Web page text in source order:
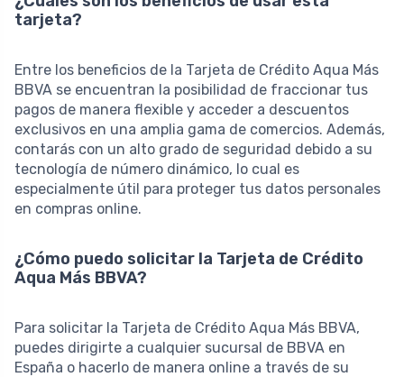
tarjeta?
Entre los beneficios de la Tarjeta de Crédito Aqua Más
BBVA se encuentran la posibilidad de fraccionar tus
pagos de manera flexible y acceder a descuentos
exclusivos en una amplia gama de comercios. Además,
contarás con un alto grado de seguridad debido a su
tecnología de número dinámico, lo cual es
especialmente útil para proteger tus datos personales
en compras online.
¿Cómo puedo solicitar la Tarjeta de Crédito
Aqua Más BBVA?
Para solicitar la Tarjeta de Crédito Aqua Más BBVA,
puedes dirigirte a cualquier sucursal de BBVA en
España o hacerlo de manera online a través de su